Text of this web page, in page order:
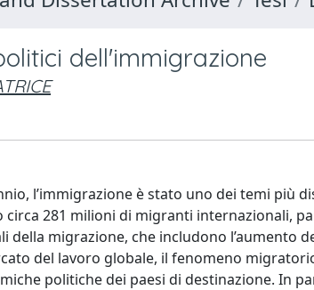
dell'immigrazione
l’immigrazione è stato uno dei temi più
circa 281 milioni di migranti internazionali,
della migrazione, che includono l’aumento
del lavoro globale, il fenomeno
politiche dei paesi di destinazione. In